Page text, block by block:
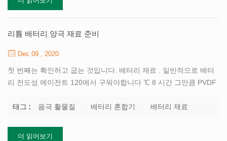
그 성능이 우수하다. TOB 제공하는 고성능 및 높은-용량 음극 재료
적인 소재로 우수한 포괄...
리튬 배터리 양극 재료 준비
Dec 09 , 2020
첫 번째는 확인하고 굽는 것입니다. 배터리 재료 . 일반적으로 배터
리 전도성 에이전트 120에서 구워야합니다 ℃ 8 시간 그만큼 PVDF
NCM 등) 들어오는 상태와 프로세스에 따라재료 여부 구워서 건조
태그 : 음극 활물질 배터리 혼합기 배터리 재료
더 읽어보기